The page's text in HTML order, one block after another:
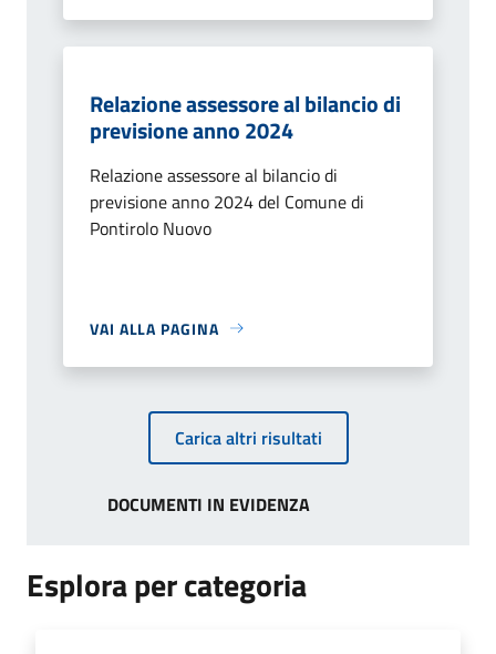
Relazione assessore al bilancio di
previsione anno 2024
Relazione assessore al bilancio di
previsione anno 2024 del Comune di
Pontirolo Nuovo
VAI ALLA PAGINA
Carica altri risultati
DOCUMENTI IN EVIDENZA
Esplora per categoria